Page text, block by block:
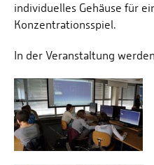
individuelles Gehäuse für
Konzentrationsspiel.
In der Veranstaltung